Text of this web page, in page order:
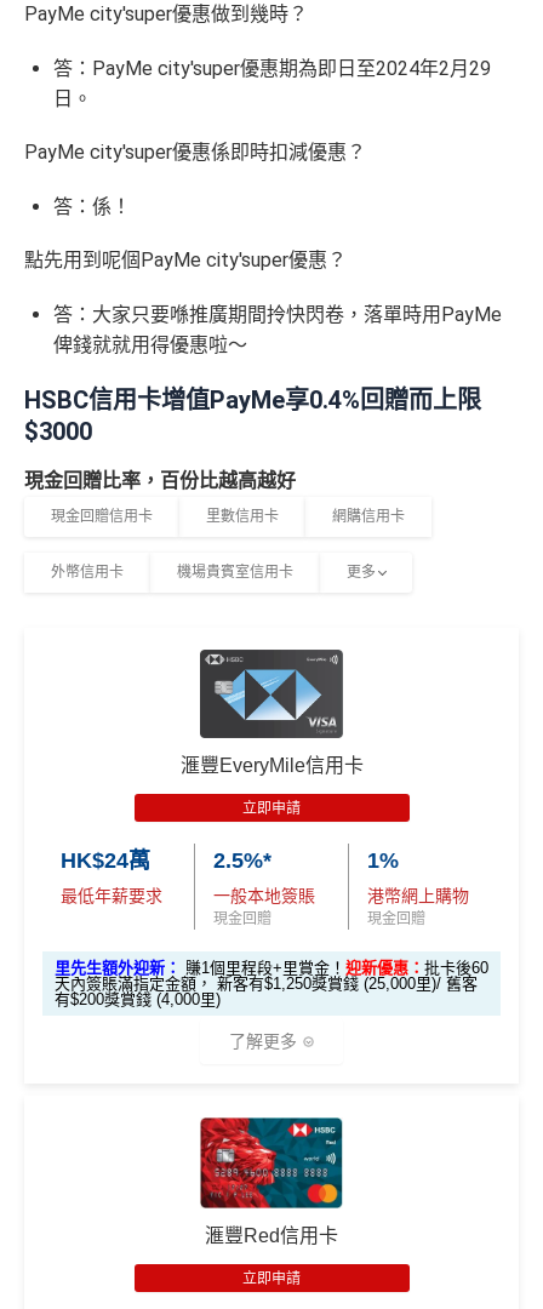
PayMe city'super優惠做到幾時？
答：PayMe city'super優惠期為即日至2024年2月29
日。
PayMe city'super優惠係即時扣減優惠？
答：係！
點先用到呢個PayMe city'super優惠？
答：大家只要喺推廣期間拎快閃卷，落單時用PayMe
俾錢就就用得優惠啦～
HSBC信用卡增值PayMe享0.4%回贈而上限
$3000
現金回贈比率，百份比越高越好
現金回贈信用卡 里數信用卡 網購信用卡
外幣信用卡 機場貴賓室信用卡 更多
滙豐EveryMile信用卡
立即申請
HK$24萬
最低年薪要求
2.5%*
一般本地簽賬
現金回贈
1%
港幣網上購物
現金回贈
里先生額外迎新： 賺1個里程段+里賞金！ 迎新優惠： 批卡後60
天內簽賬滿指定金額， 新客有$1,250獎賞錢 (25,000里)/ 舊客
有$200獎賞錢 (4,000里)
了解更多
*本地交通出行簽賬、本地咖啡店及輕便美食簽賬及網上
娛樂平台簽賬高達2.5%回贈，詳情睇返
滙豐EveryMile信用卡迎新
滙豐Red信用卡
立即申請